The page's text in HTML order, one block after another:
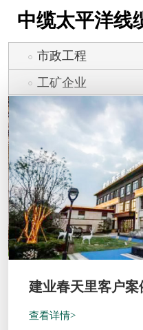
中缆太平洋线
市政工程
工矿企业
建业春天里客户案
查看详情>